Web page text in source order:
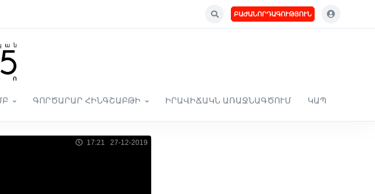
ԲԱԺԱՆՈՐԴԱԳՈՒԹՅՈՒՆ
ԳՈՐԾԱՐԱՐ ՀԻՆԳՇԱԲԹԻ ԻՐԱՎԻՃԱԿՆ ԱՌԱՋՆԱԳԾՈՒՄ ԿԱՊ
17:21 27-12-2019